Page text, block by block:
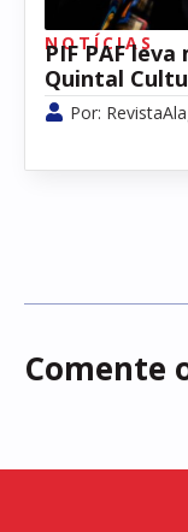
NOTÍCIAS
PIF PAF
Quintal
Por:
Comente